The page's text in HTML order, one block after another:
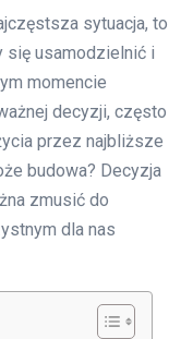
sytuacja, to
się usamodzielnić i
momencie
decyzji, często
przez najbliższe
budowa? Decyzja
zmusić do
dla nas